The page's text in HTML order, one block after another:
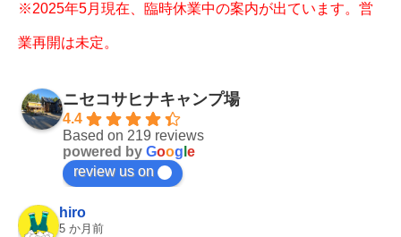
※2025年5月現在、臨時休業中の案内が出ています。営
業再開は未定。
ニセコサヒナキャンプ場
4.4
Based on 219 reviews
powered by Goog e
review us on
hiro
5 か月前